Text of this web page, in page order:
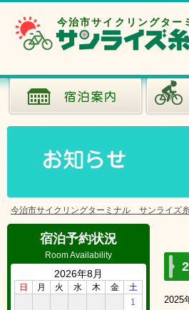
今治市サイクリングター
今治市サイクリングターミナル サンライズ
宿泊予約状況
Room Availability
2026年8月
日 月 火 水 木 金
土
1
2025